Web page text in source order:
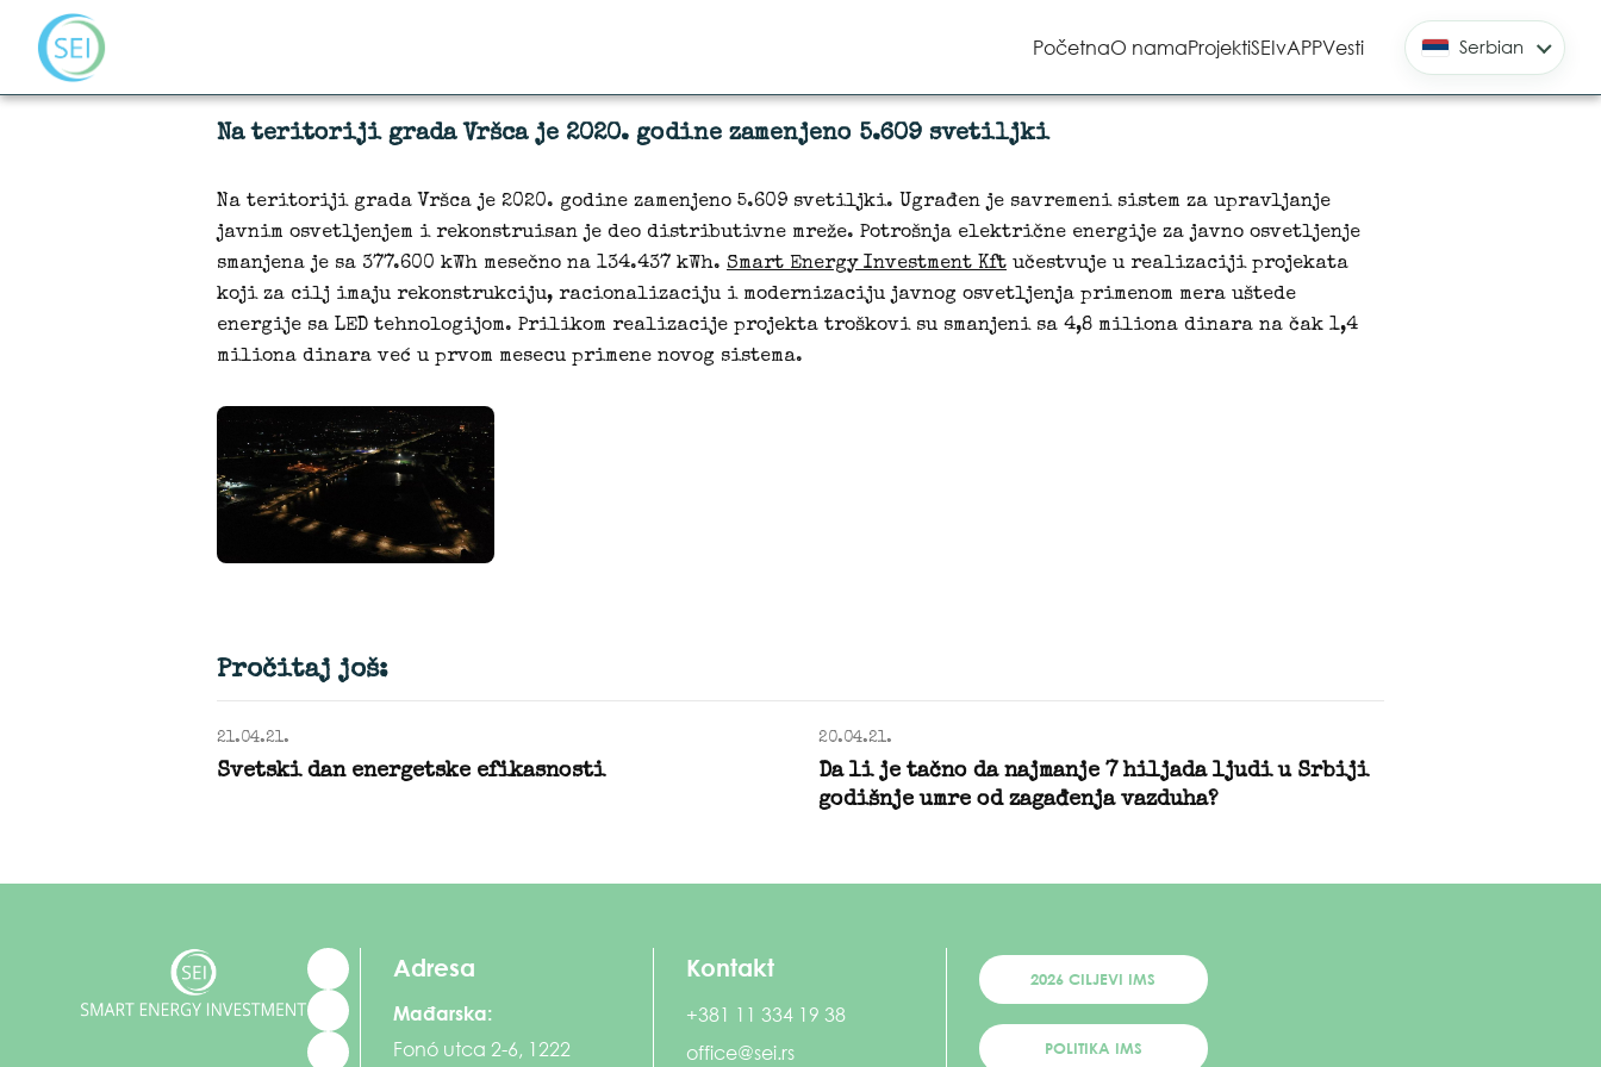
PočetnaO namaProjektiSEIvAPPVesti Serbian
Na teritoriji grada Vršca je 2020. godine zamenjeno 5.609 svetiljki
Na teritoriji grada Vršca je 2020. godine zamenjeno 5.609 svetiljki. Ugrađen je savremeni sistem za upravljanje
javnim osvetljenjem i rekonstruisan je deo distributivne mreže. Potrošnja električne energije za javno osvetljenje
smanjena je sa 377.600 kWh mesečno na 134.437 kWh. Smart Energy Investment Kft učestvuje u realizaciji projekata
koji za cilj imaju rekonstrukciju, racionalizaciju i modernizaciju javnog osvetljenja primenom mera uštede
energije sa LED tehnologijom. Prilikom realizacije projekta troškovi su smanjeni sa 4,8 miliona dinara na čak 1,4
miliona dinara već u prvom mesecu primene novog sistema.
Pročitaj još:
21.04.21.
Svetski dan energetske efikasnosti
20.04.21.
Da li je tačno da najmanje 7 hiljada ljudi u Srbiji
godišnje umre od zagađenja vazduha?
Adresa
Mađarska:
Fonó utca 2-6, 1222
Kontakt
+381 11 334 19 38
office@sei.rs
2026 CILJEVI IMS
POLITIKA IMS